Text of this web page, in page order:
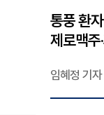
통풍 환
제로맥주
임혜정 기자